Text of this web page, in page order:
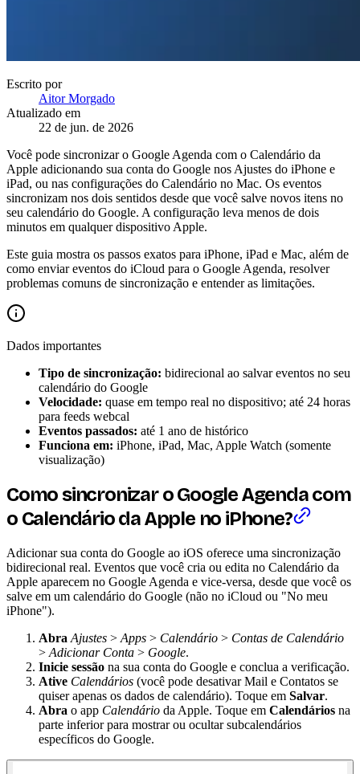
Escrito por
Aitor Morgado
Atualizado em
22 de jun. de 2026
Você pode sincronizar o Google Agenda com o Calendário da
Apple adicionando sua conta do Google nos Ajustes do iPhone e
iPad, ou nas configurações do Calendário no Mac. Os eventos
sincronizam nos dois sentidos desde que você salve novos itens no
seu calendário do Google. A configuração leva menos de dois
minutos em qualquer dispositivo Apple.
Este guia mostra os passos exatos para iPhone, iPad e Mac, além de
como enviar eventos do iCloud para o Google Agenda, resolver
problemas comuns de sincronização e entender as limitações.
Dados importantes
Tipo de sincronização: bidirecional ao salvar eventos no seu
calendário do Google
Velocidade: quase em tempo real no dispositivo; até 24 horas
para feeds webcal
Eventos passados: até 1 ano de histórico
Funciona em: iPhone, iPad, Mac, Apple Watch (somente
visualização)
Como sincronizar o Google Agenda com
o Calendário da Apple no iPhone?
Adicionar sua conta do Google ao iOS oferece uma sincronização
bidirecional real. Eventos que você cria ou edita no Calendário da
Apple aparecem no Google Agenda e vice-versa, desde que você os
salve em um calendário do Google (não no iCloud ou "No meu
iPhone").
Abra Ajustes > Apps > Calendário > Contas de Calendário
> Adicionar Conta > Google.
Inicie sessão na sua conta do Google e conclua a verificação.
Ative Calendários (você pode desativar Mail e Contatos se
quiser apenas os dados de calendário). Toque em Salvar.
Abra o app Calendário da Apple. Toque em Calendários na
parte inferior para mostrar ou ocultar subcalendários
específicos do Google.